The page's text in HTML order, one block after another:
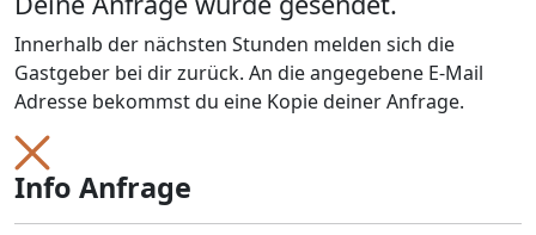
Innerhalb der nächsten Stunden melden sich die
Gastgeber bei dir zurück. An die angegebene E-Mail
Adresse bekommst du eine Kopie deiner Anfrage.
Info Anfrage